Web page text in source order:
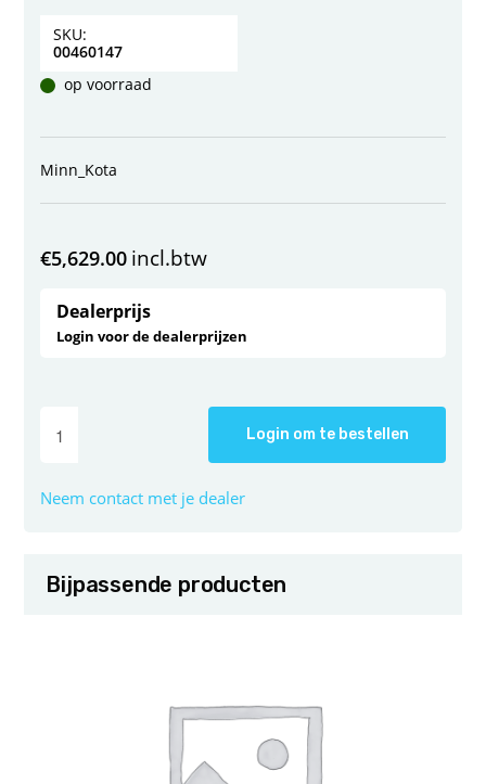
SKU:
00460147
op voorraad
Minn_Kota
€5,629.00 incl.btw
Dealerprijs
Login voor de dealerprijzen
Login om te bestellen
Neem contact met je dealer
Bijpassende producten